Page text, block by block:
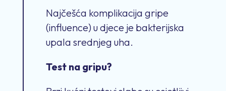
Najčešća komplikacija gripe
(influence) u djece je bakterijska
upala srednjeg uha.
Test na gripu?